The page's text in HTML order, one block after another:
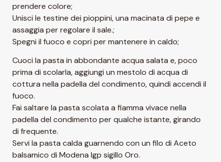
prendere colore;
Unisci le testine dei pioppini, una macinata di pepe e
assaggia per regolare il sale.;
Spegni il fuoco e copri per mantenere in caldo;
Cuoci la pasta in abbondante acqua salata e, poco
prima di scolarla, aggiungi un mestolo di acqua di
cottura nella padella del condimento, quindi accendi il
fuoco.
Fai saltare la pasta scolata a fiamma vivace nella
padella del condimento per qualche istante, girando
di frequente.
Servi la pasta calda guarnendo con un filo di Aceto
balsamico di Modena Igp sigillo Oro.